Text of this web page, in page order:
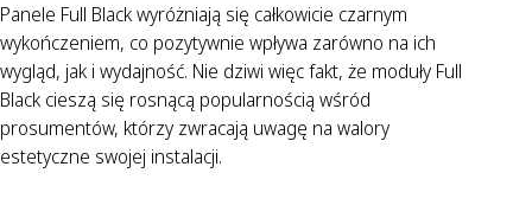
Panele Full Black wyróżniają się całkowicie czarnym
wykończeniem, co pozytywnie wpływa zarówno na ich
wygląd, jak i wydajność. Nie dziwi więc fakt, że moduły Full
Black cieszą się rosnącą popularnością wśród
prosumentów, którzy zwracają uwagę na walory
estetyczne swojej instalacji.